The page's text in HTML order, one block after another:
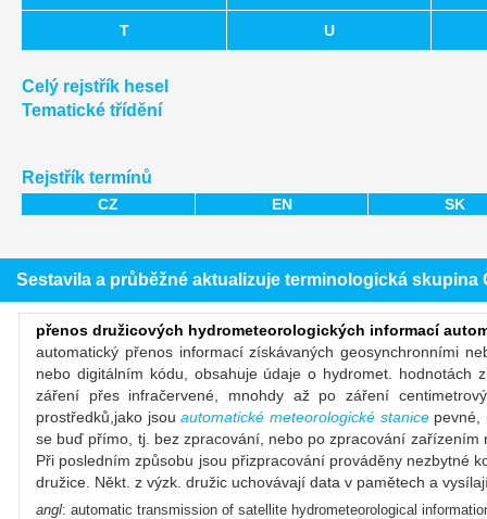
T U
Celý rejstřík hesel
Tematické třídění
Rejstřík termínů
CZ EN SK
Sestavila a průběžné aktualizuje terminologická
přenos družicových hydrometeorologických informací
automatický přenos informací získávaných geosynchronními
nebo digitálním kódu, obsahuje údaje o hydromet. hodnotách
záření přes infračervené, mnohdy až po záření
prostředků,jako jsouautomatické meteorologické stanicepevné,
se buď přímo, tj. bez zpracování, nebo po zpracování
Při posledním způsobu jsou přizpracování prováděny nezbytné
družice. Někt. z výzk. družic uchovávají data v pamětech a
angl: automatic transmission of satellite hydrometeorological